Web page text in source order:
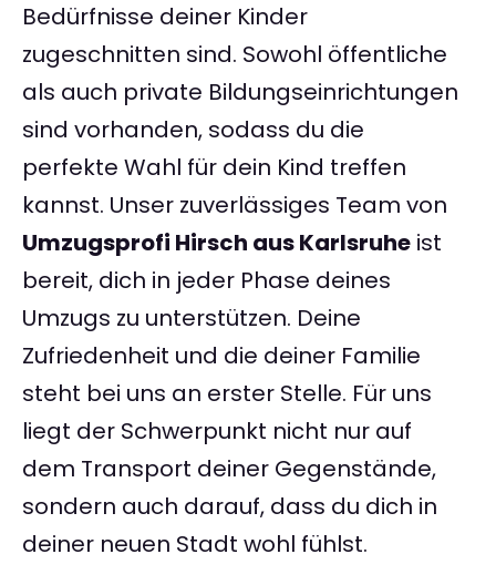
Bedürfnisse deiner Kinder
zugeschnitten sind. Sowohl öffentliche
als auch private Bildungseinrichtungen
sind vorhanden, sodass du die
perfekte Wahl für dein Kind treffen
kannst. Unser zuverlässiges Team von
Umzugsprofi Hirsch aus Karlsruhe ist
bereit, dich in jeder Phase deines
Umzugs zu unterstützen. Deine
Zufriedenheit und die deiner Familie
steht bei uns an erster Stelle. Für uns
liegt der Schwerpunkt nicht nur auf
dem Transport deiner Gegenstände,
sondern auch darauf, dass du dich in
deiner neuen Stadt wohl fühlst.